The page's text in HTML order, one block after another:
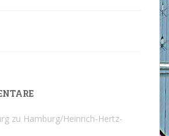
zu Hamburg/Heinrich-Hertz-